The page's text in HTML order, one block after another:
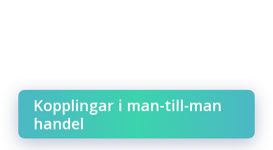
Kopplingar i man-till-man
handel